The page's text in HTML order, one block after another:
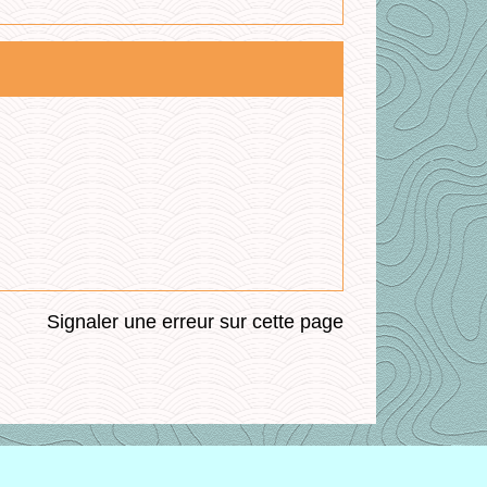
Signaler une erreur sur cette page